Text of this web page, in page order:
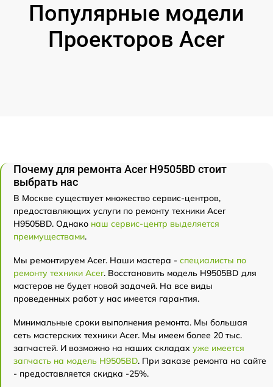
Популярные модели
Проекторов Acer
Почему для ремонта Acer H9505BD стоит
выбрать нас
В Москве существует множество сервис-центров,
предоставляющих услуги по ремонту техники Acer
H9505BD. Однако наш сервис-центр выделяется
преимуществами.
Мы ремонтируем Acer. Наши мастера - специалисты по
ремонту техники Acer. Восстановить модель H9505BD для
мастеров не будет новой задачей. На все виды
проведенных работ у нас имеется гарантия.
Минимальные сроки выполнения ремонта. Мы большая
сеть мастерских техники Acer. Мы имеем более 20 тыс.
запчастей. И возможно на наших складах уже имеется
запчасть на модель H9505BD. При заказе ремонта на сайте
- предоставляется скидка -25%.